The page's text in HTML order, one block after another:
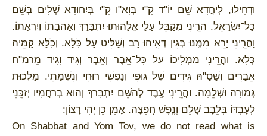
וּדְחִילוּ, לְיַחֲדָא שֵׁם יוֹ"ד קֵ"י בְּוָא"ו קֵ"י בְּיִחוּדָא שְׁלִים בְּשֵׁם
כָּל־יִשְׂרָאֵל. הֲרֵֽינִי מְקַבֵּל עָלַי אֱלָהוּתוּ יִתְבָּרַךְ וְאַהֲבָתוֹ וְיִרְאָתוֹ.
וַהֲרֵֽינִי יָרֵא מִמֶּֽנּוּ בְּגִין דְּאִֽיהוּ רַב וְשַׁלִּיט עַל כֹּֽלָּא. וְכֹֽלָּא קַמֵּיהּ
כְּלָא. וַהֲרֵֽינִי מַמְלִיכוֹ עַל כָּל־אֵֽבֶר וְאֵֽבֶר וְגִיד וָגִיד מֵרַמַ"ח
אֵבָרִים וְשַׁסַ"הּ גִּידִים שֶׁל גּוּפִי וְנַפְשִׁי רוּחִי וְנִשְׁמָתִי. מַלְכוּת
גְּמוּרָה וּשְׁלֵמָה. וַהֲרֵֽינִי עֶֽבֶד לְהַשֵּׁם יִתְבָּרַךְ וְהוּא בְרַחֲמָיו יְזַכֵּֽנִי
לְעָבְדּוֹ בְּלֵבָב שָׁלֵם וְנֶֽפֶשׁ חֲפֵצָה. אָמֵן כֵּן יְהִי רָצוֹן:
On Shabbat and Yom Tov, we do not read what is